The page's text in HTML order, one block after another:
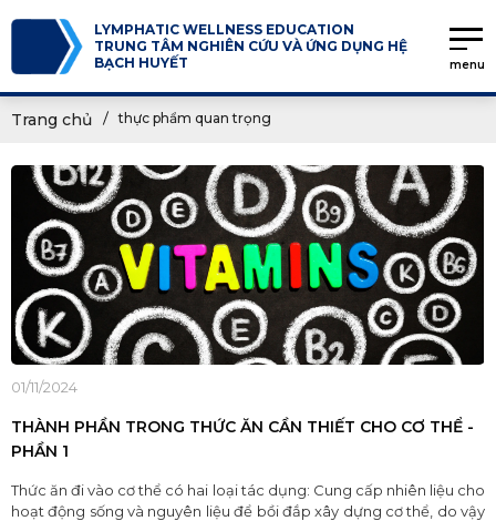
LYMPHATIC WELLNESS EDUCATION
TRUNG TÂM NGHIÊN CỨU VÀ ỨNG DỤNG HỆ
BẠCH HUYẾT
menu
Trang chủ thực phẩm quan trọng
01/11/2024
THÀNH PHẦN TRONG THỨC ĂN CẦN THIẾT CHO CƠ THỂ -
PHẦN 1
Thức ăn đi vào cơ thể có hai loại tác dụng: Cung cấp nhiên liệu cho
hoạt động sống và nguyên liệu để bồi đắp xây dựng cơ thể, do vậy